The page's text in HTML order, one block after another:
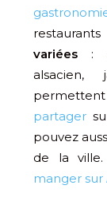
variées :
alsacien,
partager
pouvez
de la
manger sur